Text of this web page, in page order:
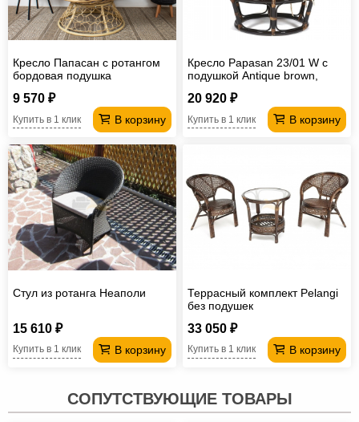
Кресло Папасан с ротангом
бордовая подушка
9 570 ₽
В корзину
Купить в 1 клик
Кресло Papasan 23/01 W с
подушкой Antique brown,
20 920 ₽
В корзину
Купить в 1 клик
Стул из ротанга Неаполи
15 610 ₽
В корзину
Купить в 1 клик
Террасный комплект Pelangi
без подушек
33 050 ₽
В корзину
Купить в 1 клик
СОПУТСТВУЮЩИЕ ТОВАРЫ